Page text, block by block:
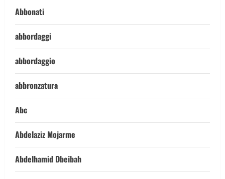
Abbonati
abbordaggi
abbordaggio
abbronzatura
Abc
Abdelaziz Mojarme
Abdelhamid Dbeibah